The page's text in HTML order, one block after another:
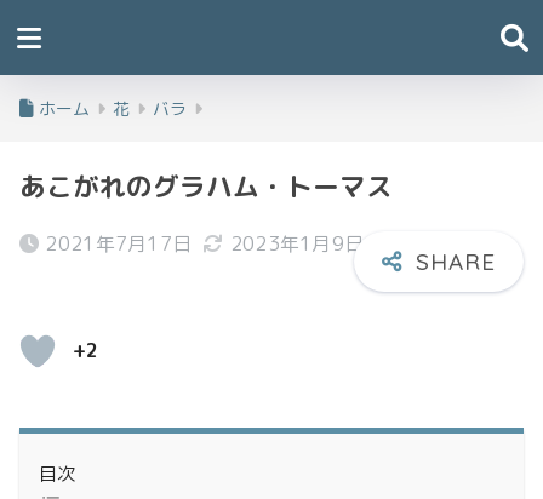
ホーム 花 バラ
あこがれのグラハム・トーマス
2021年7月17日 2023年1月9日
+2
目次